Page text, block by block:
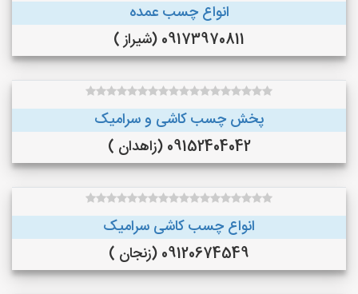
انواع چسب عمده
09173970811 (شیراز )
پخش چسب کاشی و سرامیک
09152404042 (زاهدان )
انواع چسب کاشی سرامیک
09120674549 (زنجان )